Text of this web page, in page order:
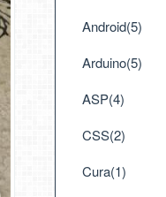
Android(5)
Arduino(5)
ASP(4)
CSS(2)
Cura(1)